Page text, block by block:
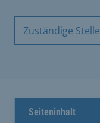
Zuständige Stelle
Seiteninhalt